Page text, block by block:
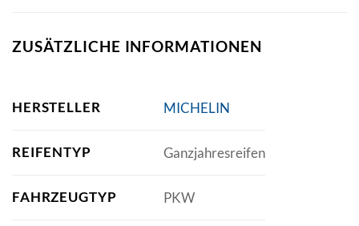
ZUSÄTZLICHE INFORMATIONEN
HERSTELLER MICHELIN
REIFENTYP Ganzjahresreifen
FAHRZEUGTYP PKW